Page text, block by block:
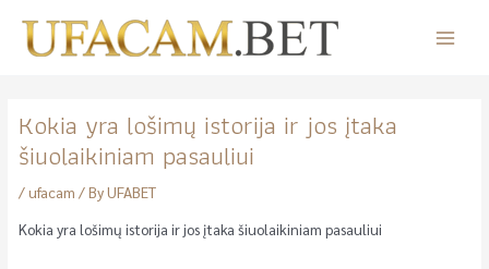
content
Main
Kokia yra lošimų istorija ir jos įtaka
šiuolaikiniam pasauliui
/ufacam / ByUFABET
Kokia yra lošimų istorija ir jos įtaka šiuolaikiniam pasauliui